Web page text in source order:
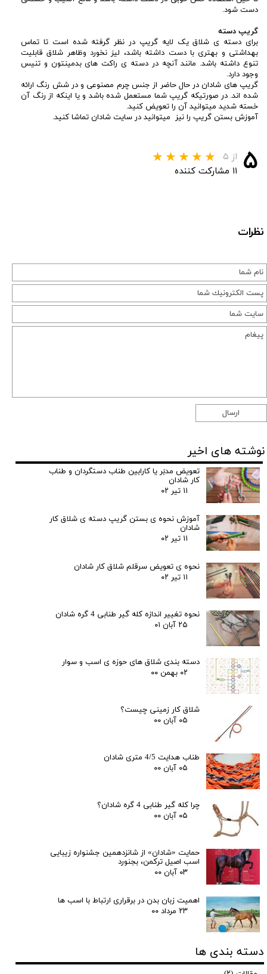
دست شود.
گریپ دسته
برای دسته ی شلاق یک لایه گریپ در نظر گرفته شده است تا تماس
بهداشتی و بهتری با دست داشته باشد، لیز نخورد وظاهر شلاق قابلیت
تنوع داشته باشد. مانند آنچه در دسته ی راکت های بدمینتون و تنیس
وجود دارد.
گریپ های شادان در حال حاضر از جنس چرم مصنوعی و در شش رنگ ارائه
شده اند. در صورتیکه گریپ شما مستعمل شده باشد و یا اینکه از رنگ آن
خسته شدید میتوانید آن را تعویض کنید.
آموزش بستن گریپ را نیز میتوانید در سایت شادان تماشا کنید.
۵ از ۵
۱۱ مشارکت کننده
ارسال
نوشته های اخیر
تعویض مدبَر یا کارابین طناب دستگردان و طناب
کار شادان
۱۱ تیر ۰۲
آموزش نحوه ی بستن گریپ دسته ی شلاق کار
شادان
۱۱ تیر ۰۲
نحوه ی تعویض سرقلم شلاق کار شادان
۱۱ تیر ۰۲
نحوه تغییر اندازه کله گیر طنابی 4 گره شادان
۲۵ آبان ۰۱
دسته بندی شلاق های حوزه ی اسب و سوار
۰۲ بهمن ۰۰
شلاق کار زمینی چیست؟
۰۵ آبان ۰۰
طناب هدایت 4/5 متری شادان
۰۵ آبان ۰۰
چرا کله گیر طنابی 4 گره شادان؟
۰۵ آبان ۰۰
حمایت «شادان» از شانزدهمین جشنواره زیبایی
اسب اصیل ترکمن، بجنورد
۰۳ آبان ۰۰
اهمیت زبان بدن در برقراری ارتباط با اسب ها
۲۳ مرداد ۰۰
دسته بندی ها
نظرات